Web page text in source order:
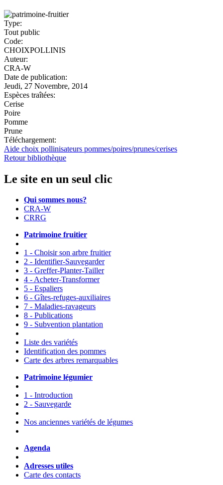
Type:
Tout public
Code:
CHOIXPOLLINIS
Auteur:
CRA-W
Date de publication:
Jeudi, 27 Novembre, 2014
Espèces traîtées:
Cerise
Poire
Pomme
Prune
Téléchargement:
Aide choix pollinisateurs pommes/poires/prunes/cerises
Retour bibliothèque
Le site en un seul clic
Qui sommes nous?
CRA-W
CRRG
Patrimoine fruitier
1 - Choisir son arbre fruitier
2 - Identifier-Sauvegarder
3 - Greffer-Planter-Tailler
4 - Acheter-Transformer
5 - Espaliers
6 - Gîtes-refuges-auxiliaires
7 - Maladies-ravageurs
8 - Publications
9 - Subvention plantation
Liste des variétés
Identification des pommes
Carte des arbres remarquables
Patrimoine légumier
1 - Introduction
2 - Sauvegarde
Nos anciennes variétés de légumes
Agenda
Adresses utiles
Carte des contacts